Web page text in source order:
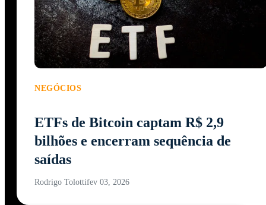
NEGÓCIOS
ETFs de Bitcoin captam R$ 2,9
bilhões e encerram sequência de
saídas
Rodrigo Tolottifev 03, 2026